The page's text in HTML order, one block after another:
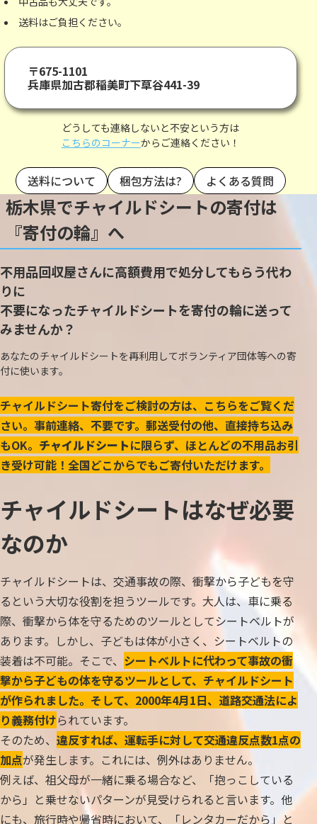
送料はご負担ください。
〒675-1101
兵庫県加古郡稲美町下草谷441-39
どうしても連絡しないと不安という方は
こちらのコーナーからご連絡ください！
送料について 梱包方法は? よくある質問
栃木県でチャイルドシートの寄付は
『寄付の輪』へ
不用品回収屋さんに高額費用で処分してもらう代わ
りに
不要になったチャイルドシートを寄付の輪に送って
みませんか？
あなたのチャイルドシートを再利用してボランティア団体等への寄
付に使います。
チャイルドシート寄付をご検討の方は、こちらをご覧くだ
さい。事前連絡、不要です。郵送受付の他、直接持ち込み
もOK。 チャイルドシートに限らず、ほとんどの不用品お引
き受け可能！全国どこからでもご寄付いただけます。
チャイルドシートはなぜ必要
なのか
チャイルドシートは、交通事故の際、衝撃から子どもを守
るという大切な役割を担うツールです。大人は、車に乗る
際、衝撃から体を守るためのツールとしてシートベルトが
あります。しかし、子どもは体が小さく、シートベルトの
装着は不可能。そこで、 シートベルトに代わって事故の衝
撃から子どもの体を守るツールとして、チャイルドシート
が作られました。そして、2000年4月1日、道路交通法によ
り義務付けられています。
そのため、 違反すれば、運転手に対して交通違反点数1点の
加点が発生します。これには、例外はありません。
例えば、祖父母が一緒に乗る場合など、「抱っこしている
から」と乗せないパターンが見受けられると言います。他
にも、旅行時や帰省時において、「レンタカーだから」と